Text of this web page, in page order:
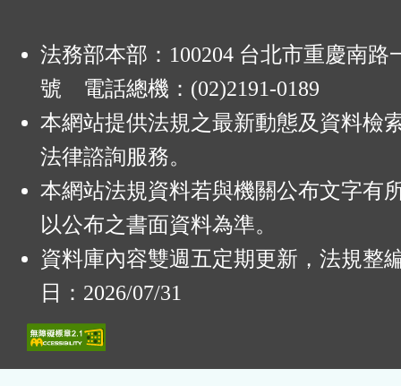
法務部本部：100204 台北市重慶南路
號 電話總機：(02)2191-0189
本網站提供法規之最新動態及資料檢
法律諮詢服務。
本網站法規資料若與機關公布文字有
以公布之書面資料為準。
資料庫內容雙週五定期更新，法規整
日：2026/07/31